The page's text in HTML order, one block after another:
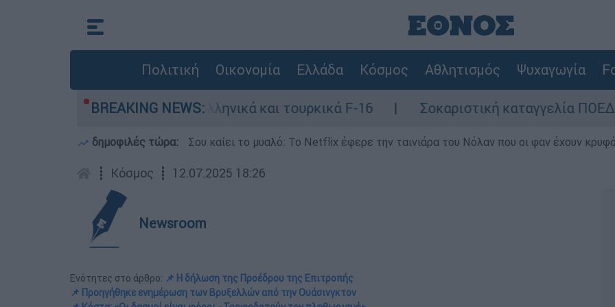
Πολιτική Οικονομία Ελλάδα Κόσμος Αθλητισμός Ψυχαγωγία
BREAKING NEWS:
ανάμεσα σε ελληνικά και τουρκικά F-16 Σοκαριστική καταγγελία ΠΟΕΔΗΝ για
δημοφιλές τώρα: Σου καίει το μυαλό: Το Netflix έφερε την ταινιάρα του Νόλαν που οι φαν έχουν
┋ Κόσμος ┋ 12.07.2025 18:26
Newsroom
Ενότητες στο άρθρο: 📌 Η δήλωση της Προέδρου της Επιτροπής
📌 Προηγήθηκε ενημέρωση των Βρυξελλών από την Ουάσινγκτον